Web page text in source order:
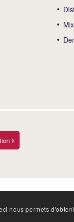
nous permets